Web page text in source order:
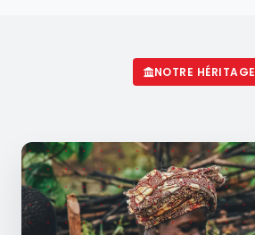
NOTRE HÉRITAGE